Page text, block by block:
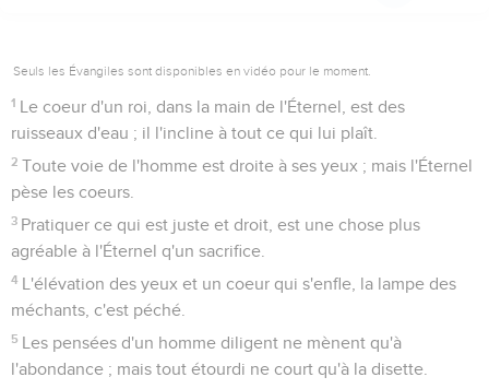
Seuls les Évangiles sont disponibles en vidéo pour le moment.
1 Le coeur d'un roi, dans la main de l'Éternel, est des
ruisseaux d'eau ; il l'incline à tout ce qui lui plaît.
2 Toute voie de l'homme est droite à ses yeux ; mais l'Éternel
pèse les coeurs.
3 Pratiquer ce qui est juste et droit, est une chose plus
agréable à l'Éternel q'un sacrifice.
4 L'élévation des yeux et un coeur qui s'enfle, la lampe des
méchants, c'est péché.
5 Les pensées d'un homme diligent ne mènent qu'à
l'abondance ; mais tout étourdi ne court qu'à la disette.